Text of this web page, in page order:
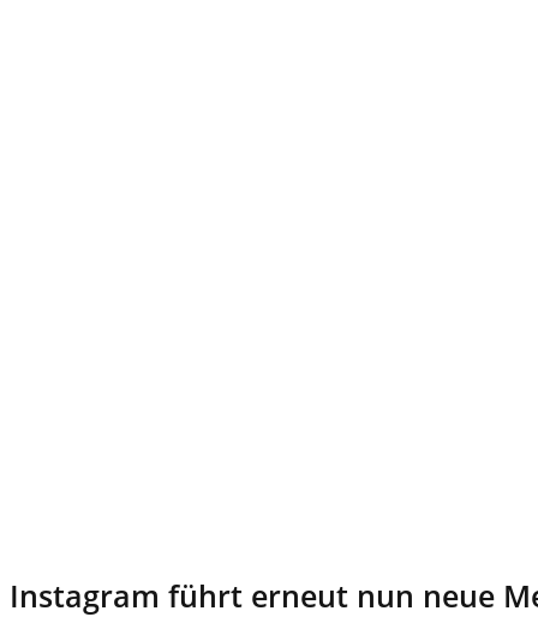
Instagram führt erneut nun neue